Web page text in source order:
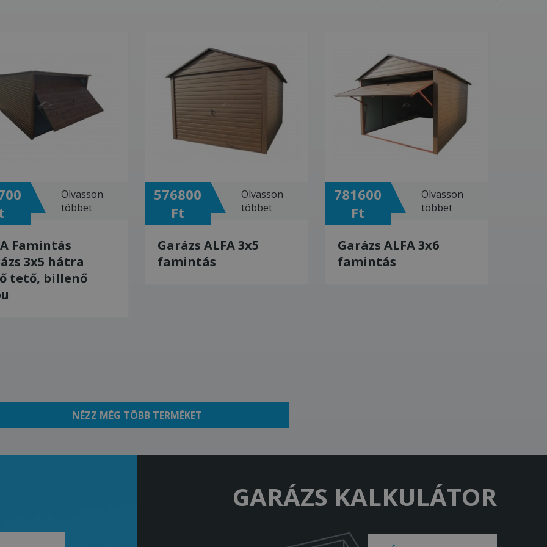
Olvasson
többet
Famintás
3x5 hátra
tető, billenő
576800
Ft
Olvasson
többet
Garázs ALFA 3x5
famintás
781600
Ft
Olvasson
többet
Garázs ALFA 3x6
famintás
NÉZZ MÉG TÖBB TERMÉKET
GARÁZS KALKULÁTOR